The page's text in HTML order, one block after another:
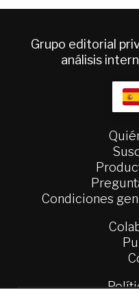
Grupo editorial
análisis
Condiciones